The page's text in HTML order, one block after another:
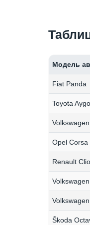
Модель
Fiat Panda
Toyota Aygo
Opel Corsa
Renault Clio
Škoda